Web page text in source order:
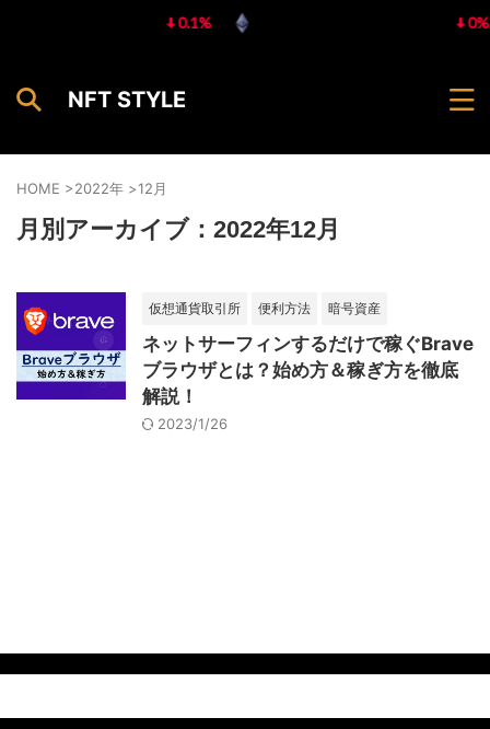
NFT STYLE
HOME >2022年 >12月
月別アーカイブ：2022年12月
仮想通貨取引所 便利方法 暗号資産
ネットサーフィンするだけで稼ぐBrave
ブラウザとは？始め方＆稼ぎ方を徹底
解説！
2023/1/26
0.1% 0%